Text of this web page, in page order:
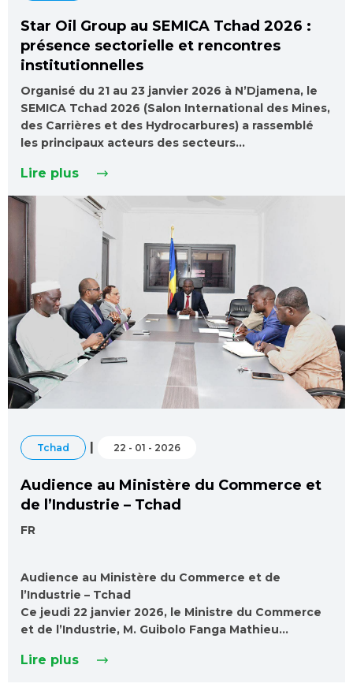
Star Oil Group au SEMICA Tchad 2026 :
présence sectorielle et rencontres
institutionnelles
Organisé du 21 au 23 janvier 2026 à N’Djamena, le
SEMICA Tchad 2026 (Salon International des Mines,
des Carrières et des Hydrocarbures) a rassemblé
les principaux acteurs des secteurs…
Lire plus
Tchad 22 - 01 - 2026
Audience au Ministère du Commerce et
de l’Industrie – Tchad
FR
Audience au Ministère du Commerce et de
l’Industrie – Tchad
Ce jeudi 22 janvier 2026, le Ministre du Commerce
et de l’Industrie, M. Guibolo Fanga Mathieu…
Lire plus